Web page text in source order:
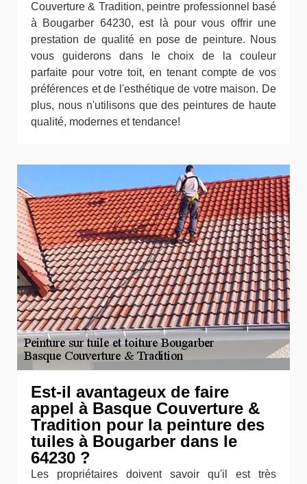
Couverture & Tradition, peintre professionnel basé
à Bougarber 64230, est là pour vous offrir une
prestation de qualité en pose de peinture. Nous
vous guiderons dans le choix de la couleur
parfaite pour votre toit, en tenant compte de vos
préférences et de l'esthétique de votre maison. De
plus, nous n'utilisons que des peintures de haute
qualité, modernes et tendance!
Est-il avantageux de faire
appel à Basque Couverture &
Tradition pour la peinture des
tuiles à Bougarber dans le
64230 ?
Les propriétaires doivent savoir qu'il est très